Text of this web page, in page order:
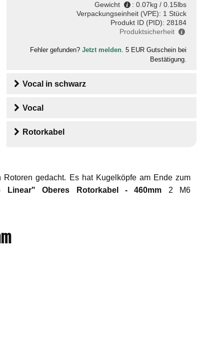
Gewicht : 0.07kg / 0.15lbs
Verpackungseinheit (VPE): 1 Stück
Produkt ID (PID): 28184
Produktsicherheit
Fehler gefunden? Jetzt melden. 5 EUR Gutschein bei
Bestätigung.
Vocal inschwarz
Vocal
Rotorkabel
gedacht. Es hat Kugelköpfe am Ende zum
Linear" Oberes Rotorkabel - 460mm 2 M6